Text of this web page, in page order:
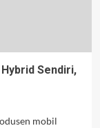
Sendiri,
mobil